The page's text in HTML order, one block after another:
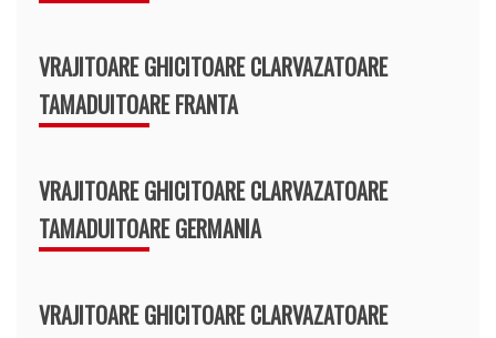
VRAJITOARE GHICITOARE CLARVAZATOARE
TAMADUITOARE FRANTA
VRAJITOARE GHICITOARE CLARVAZATOARE
TAMADUITOARE GERMANIA
VRAJITOARE GHICITOARE CLARVAZATOARE